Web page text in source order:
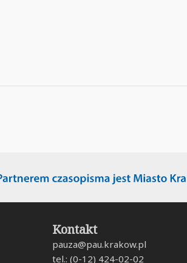
Kontakt
pauza@pau.krakow.pl
tel.: (0-12) 424-02-02